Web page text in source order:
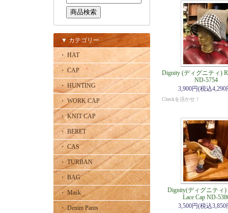
▼ カテゴリー
・ HAT
・ CAP
・ HUNTING
・ WORK CAP
・ KNIT CAP
・ BERET
・ CAS
・ TURBAN
・ BAG
・ Mask
・ Denim Pants
Dignity (ディグニティ)
ND-5754
3,900円(税込4,290
Checkを活かせ！
Dignity(ディグニティ)
Lace Cap ND-
3,500円(税込3,850